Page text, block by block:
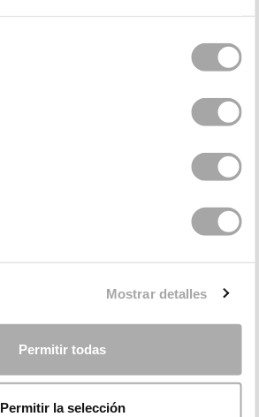
Mostrar detalles
Permitir todas
Permitir la selección